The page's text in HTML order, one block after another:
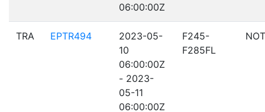
06:00:00Z
TRA EPTR494
2023-05-
10
06:00:00Z
- 2023-
05-11
06:00:00Z
F245-
F285FL